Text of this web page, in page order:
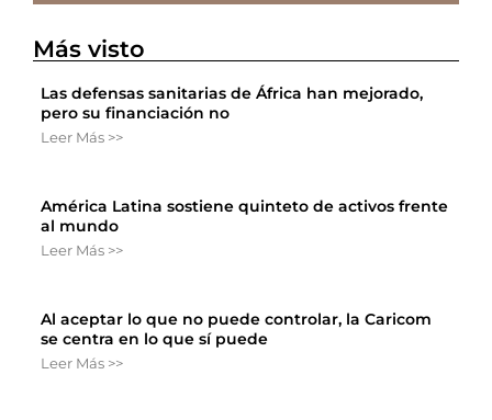
Más visto
Las defensas sanitarias de África han mejorado,
pero su financiación no
Leer Más >>
América Latina sostiene quinteto de activos frente
al mundo
Leer Más >>
Al aceptar lo que no puede controlar, la Caricom
se centra en lo que sí puede
Leer Más >>